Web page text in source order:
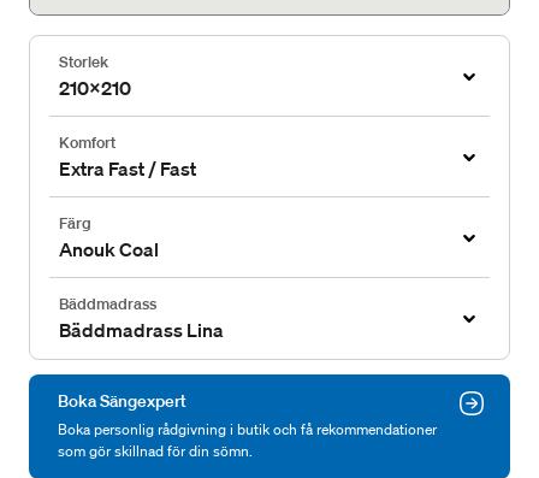
Storlek
210x210
Komfort
Extra Fast / Fast
Färg
Anouk Coal
Bäddmadrass
Bäddmadrass Lina
Boka Sängexpert
Boka personlig rådgivning i butik och få rekommendationer
som gör skillnad för din sömn.